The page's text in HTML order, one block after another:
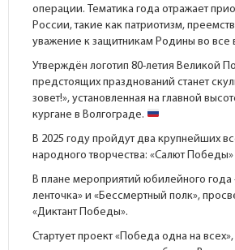
операции. Тематика года отражает
России, такие как патриотизм,
уважение к защитникам Родины во все
Утверждён логотип 80-летия Великой
предстоящих празднований станет
зовет!», установленная на главной
кургане в Волгограде.
В 2025 году пройдут два крупнейших
народного творчества: «Салют
В плане мероприятий юбилейного года
ленточка» и «Бессмертный полк»,
«Диктант Победы».
Стартует проект «Победа одна на